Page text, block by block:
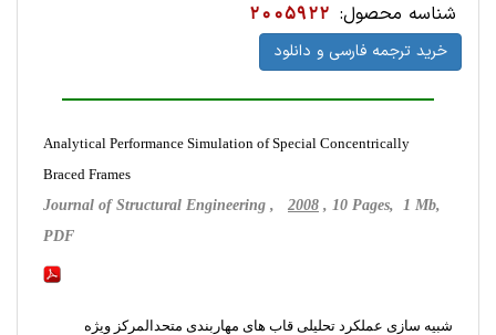
شناسه محصول: 2005922
خرید ترجمه فارسی و دانلود
Analytical Performance Simulation of Special Concentrically
Braced Frames
Journal of Structural Engineering , 2008 , 10 Pages, 1 Mb,
PDF
شبیه سازی عملکرد تحلیلی قاب های مهاربندی متحدالمرکز ویژه